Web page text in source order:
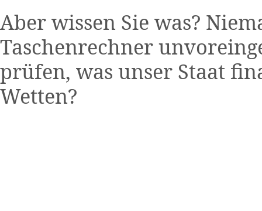
Aber wissen Sie was?
Taschenrechner
prüfen, was unser Staat
Wetten?